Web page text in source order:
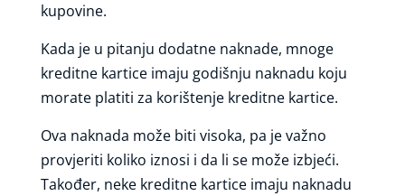
kupovine.
Kada je u pitanju dodatne naknade, mnoge
kreditne kartice imaju godišnju naknadu koju
morate platiti za korištenje kreditne kartice.
Ova naknada može biti visoka, pa je važno
provjeriti koliko iznosi i da li se može izbjeći.
Također, neke kreditne kartice imaju naknadu